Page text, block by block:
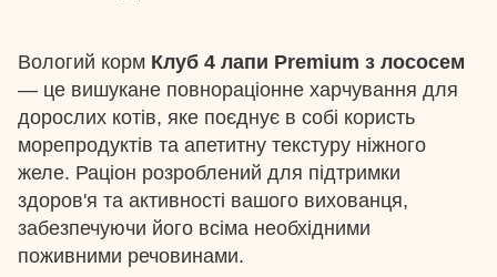
Вологий корм Клуб 4 лапи Premium з лососем
— це вишукане повнораціонне харчування для
дорослих котів, яке поєднує в собі користь
морепродуктів та апетитну текстуру ніжного
желе. Раціон розроблений для підтримки
здоров'я та активності вашого вихованця,
забезпечуючи його всіма необхідними
поживними речовинами.